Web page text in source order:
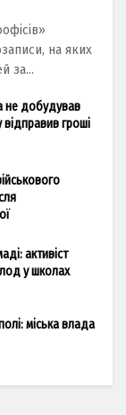
на яких
за...
не добудував
гроші
активіст
у школах
міська влада